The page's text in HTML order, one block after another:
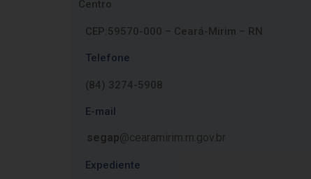
Centro
CEP:59570-000 – Ceará-Mirim – RN
Telefone
(84) 3274-5908
E-mail
segap@cearamirim.rn.gov.br
Expediente